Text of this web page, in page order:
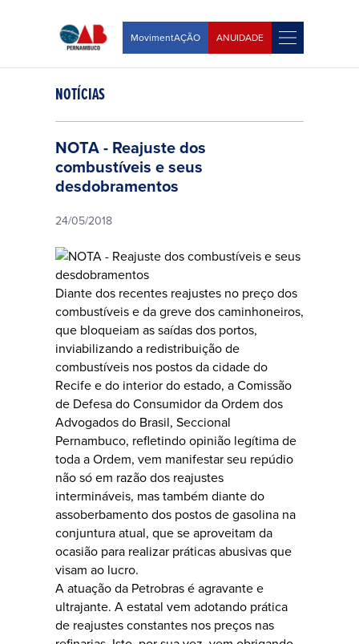
MovimentAÇÃO ANUIDADE
NOTÍCIAS
NOTA - Reajuste dos
combustíveis e seus
desdobramentos
24/05/2018
Diante dos recentes reajustes no preço dos
combustíveis e da greve dos caminhoneiros,
que bloqueiam as saídas dos portos,
inviabilizando a redistribuição de
combustíveis nos postos da cidade do
Recife e do interior do estado, a Comissão
de Defesa do Consumidor da Ordem dos
Advogados do Brasil, Seccional
Pernambuco, refletindo opinião legítima de
toda a Ordem, vem manifestar seu repúdio
não só em razão dos reajustes
intermináveis, mas também diante do
assoberbamento dos postos de gasolina na
conjuntura atual, que se aproveitam da
ocasião para realizar práticas abusivas que
visam ao lucro.
A atuação da Petrobras é agravante e
ultrajante. A estatal vem adotando prática
de reajustes constantes nos preços nas